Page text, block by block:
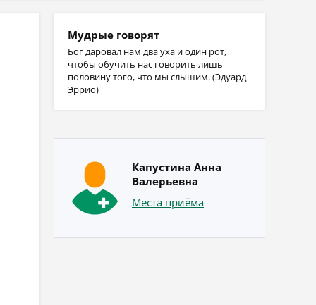
Мудрые говорят
Бог даровал нам два уха и один рот,
чтобы обучить нас говорить лишь
половину того, что мы слышим. (Эдуард
Эррио)
Капустина Анна
Валерьевна
Места приёма